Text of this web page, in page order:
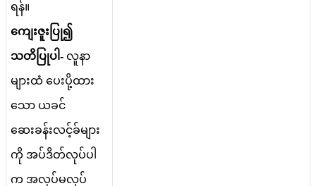
ရန။
ကဇ ပ၍
သတ ပပ- လန
မထ ပပထ
သ ယခင
ဆခနလငခမ
က အပဒတလပပ
က အလပမလပ